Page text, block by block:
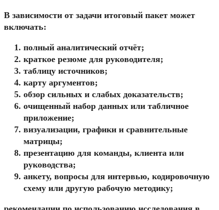
В зависимости от задачи итоговый пакет может
включать:
полный аналитический отчёт;
краткое резюме для руководителя;
таблицу источников;
карту аргументов;
обзор сильных и слабых доказательств;
очищенный набор данных или табличное
приложение;
визуализации, графики и сравнительные
матрицы;
презентацию для команды, клиента или
руководства;
анкету, вопросы для интервью, кодировочную
схему или другую рабочую методику;